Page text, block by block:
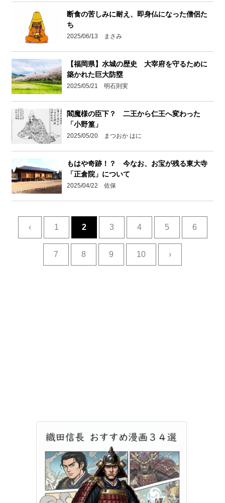
断食の苦しみに耐え、即身仏になった僧侶た
ち
2025/06/13 まさみ
【福岡県】水城の歴史 大宰府を守るために
築かれた巨大防塁
2025/05/21 明石則実
閻魔様の臣下？ 二王から仁王へ変わった
「小野篁」
2025/05/20 まつおか はに
もはや奇跡！？ 今なお、お宝が残る東大寺
「正倉院」について
2025/04/22 佐保
‹ 1 2 3 4 5 6
7 8 9 10 ›